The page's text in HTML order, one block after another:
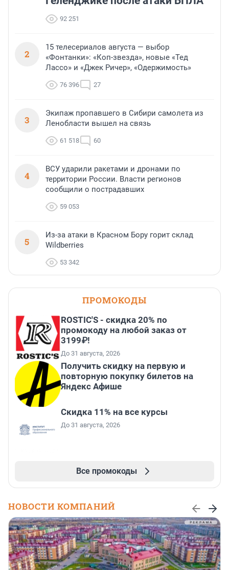
92 251
2
15 телесериалов августа — выбор
«Фонтанки»: «Коп-звезда», новые «Тед
Лассо» и «Джек Ричер», «Одержимость»
76 396 27
3
Экипаж пропавшего в Сибири самолета из
Ленобласти вышел на связь
61 518 60
4
ВСУ ударили ракетами и дронами по
территории России. Власти регионов
сообщили о пострадавших
59 053
5
Из-за атаки в Красном Бору горит склад
Wildberries
53 342
ПРОМОКОДЫ
ROSTIC'S - скидка 20% по
промокоду на любой заказ от
3199₽!
До 31 августа, 2026
Получить скидку на первую и
повторную покупку билетов на
Яндекс Афише
Скидка 11% на все курсы
До 31 августа, 2026
Все промокоды
НОВОСТИ КОМПАНИЙ